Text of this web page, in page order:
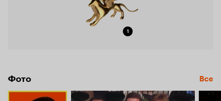
1
Фото Все